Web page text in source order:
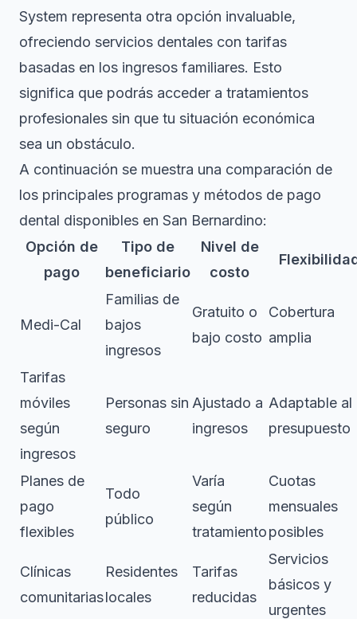
System representa otra opción invaluable,
ofreciendo servicios dentales con tarifas
basadas en los ingresos familiares. Esto
significa que podrás acceder a tratamientos
profesionales sin que tu situación económica
sea un obstáculo.
A continuación se muestra una comparación de
los principales programas y métodos de pago
dental disponibles en San Bernardino:
Opción de
pago
Tipo de
beneficiario
Nivel de
costo
Medi-Cal
Familias de
bajos
ingresos
Gratuito o
bajo costo
Cobertura
amplia
Tarifas
móviles
según
ingresos
Personas sin
seguro
Ajustado a
ingresos
Adaptable al
presupuesto
Planes de
pago
flexibles
Todo
público
Varía
según
tratamiento
Cuotas
mensuales
posibles
Clínicas
comunitarias
Residentes
locales
Tarifas
reducidas
Servicios
básicos y
urgentes